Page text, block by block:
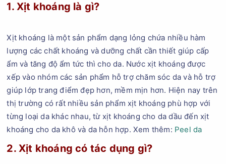
1. Xịt khoáng là gì?
Xịt khoáng là một sản phẩm dạng lỏng chứa nhiều hàm
lượng các chất khoáng và dưỡng chất cần thiết giúp cấp
ẩm và tăng độ ẩm tức thì cho da. Nước xịt khoáng được
xếp vào nhóm các sản phẩm hỗ trợ chăm sóc da và hỗ trợ
giúp lớp trang điểm đẹp hơn, mềm mịn hơn. Hiện nay trên
thị trường có rất nhiều sản phẩm xịt khoáng phù hợp với
từng loại da khác nhau, từ xịt khoáng cho da dầu đến xịt
khoáng cho da khô và da hỗn hợp. Xem thêm: Peel da
2. Xịt khoáng có tác dụng gì?